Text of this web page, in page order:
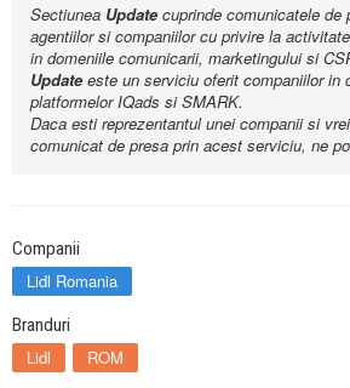
Sectiunea Updatecuprinde comunicatele de
agentiilor si companiilor cu privire la
in domeniile comunicarii, marketingului si
Updateeste un serviciu oferit companiilor in
platformelor IQads si SMARK.
Daca esti reprezentantul unei companii si
comunicat de presa prin acest serviciu, ne
Companii
Lidl Romania
Branduri
Lidl ROM